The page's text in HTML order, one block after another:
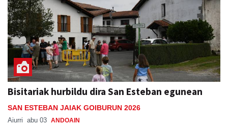
Bisitariak hurbildu dira San Esteban egunean
SAN ESTEBAN JAIAK GOIBURUN 2026
Aiurri abu 03 ANDOAIN